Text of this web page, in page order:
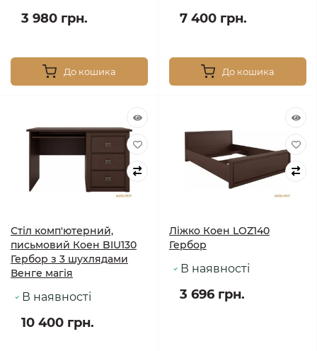
3 980 грн.
До кошика
7 400 грн.
До кошика
Стіл комп'ютерний,
письмовий Коен BIU130
Гербор з 3 шухлядами
Венге магія
В наявності
10 400 грн.
Ліжко Коен LOZ140
Гербор
В наявності
3 696 грн.